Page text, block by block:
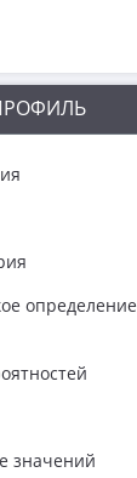
определение
значений